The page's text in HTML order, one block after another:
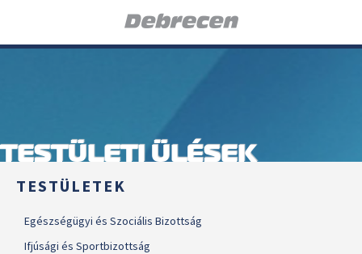
TESTÜLETI ÜLÉSEK
TESTÜLETEK
Egészségügyi és Szociális Bizottság
Ifjúsági és Sportbizottság